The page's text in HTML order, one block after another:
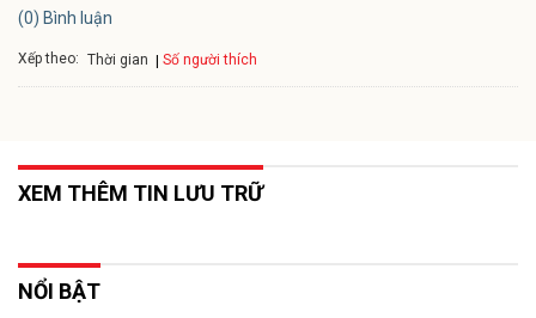
(0) Bình luận
Xếp theo: Thời gian Số người thích
XEM THÊM TIN LƯU TRỮ
NỔI BẬT